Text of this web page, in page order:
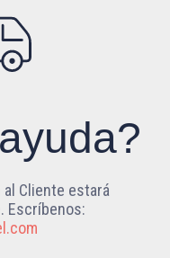
Cliente estará
Escríbenos: